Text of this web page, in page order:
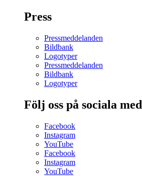
Press
Pressmeddelanden
Bildbank
Logotyper
Pressmeddelanden
Bildbank
Logotyper
Följ oss på sociala
Facebook
Instagram
YouTube
Facebook
Instagram
YouTube